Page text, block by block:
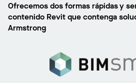
Ofrecemos dos formas rápidas y
contenido Revit que contenga
Armstrong